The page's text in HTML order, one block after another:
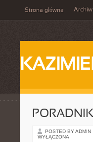
Strona główna
POSTED BY ADMIN
WYŁĄCZONA